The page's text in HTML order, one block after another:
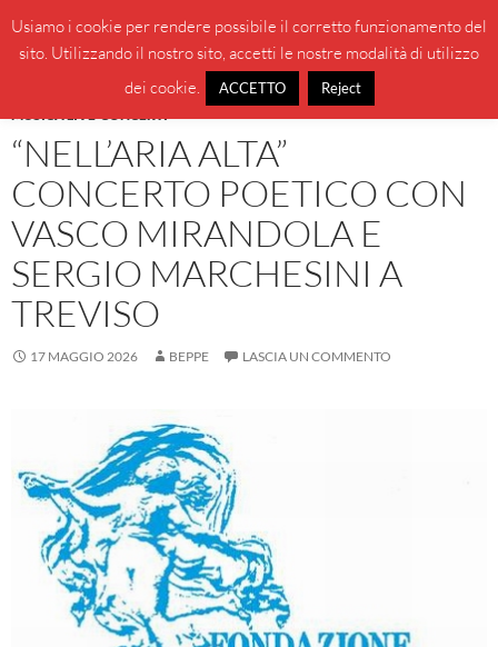
contenuto
BeppeBlog
MENU
MUSICA LIVE-CONCERTI
“NELL’ARIA ALTA”
CONCERTO POETICO CON
VASCO MIRANDOLA E
SERGIO MARCHESINI A
TREVISO
17 MAGGIO 2026 BEPPE LASCIA UN COMMENTO
Usiamo i cookie per rendere possibile il corretto funzionamento del
sito. Utilizzando il nostro sito, accetti le nostre modalità di utilizzo
dei cookie.
ACCETTO Reject